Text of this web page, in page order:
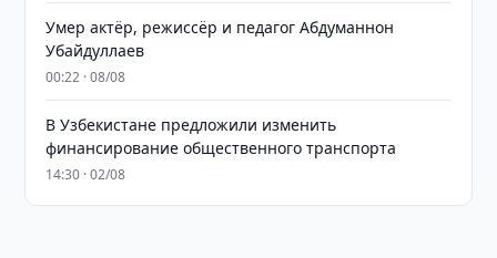
Умер актёр, режиссёр и педагог Абдуманнон
Убайдуллаев
00:22 · 08/08
В Узбекистане предложили изменить
финансирование общественного транспорта
14:30 · 02/08